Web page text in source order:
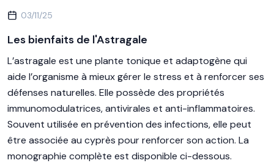
03/11/25
Les bienfaits de l'Astragale
L’astragale est une plante tonique et adaptogène qui
aide l’organisme à mieux gérer le stress et à renforcer ses
défenses naturelles. Elle possède des propriétés
immunomodulatrices, antivirales et anti-inflammatoires.
Souvent utilisée en prévention des infections, elle peut
être associée au cyprès pour renforcer son action. La
monographie complète est disponible ci-dessous.